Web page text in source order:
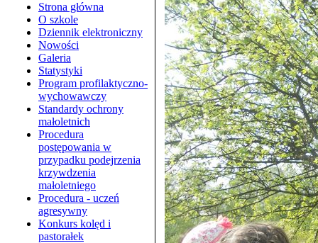
Strona główna
O szkole
Dziennik elektroniczny
Nowości
Galeria
Statystyki
Program profilaktyczno-
wychowawczy
Standardy ochrony
małoletnich
Procedura
postępowania w
przypadku podejrzenia
krzywdzenia
małoletniego
Procedura - uczeń
agresywny
Konkurs kolęd i
pastorałek